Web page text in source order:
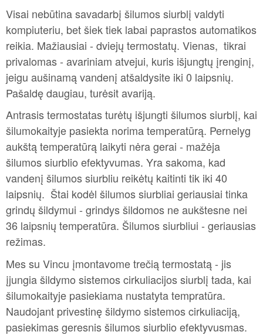
Visai nebūtina savadarbį šilumos siurblį valdyti
kompiuteriu, bet šiek tiek labai paprastos automatikos
reikia. Mažiausiai - dviejų termostatų. Vienas, tikrai
privalomas - avariniam atvejui, kuris išjungtų įrenginį,
jeigu aušinamą vandenį atšaldysite iki 0 laipsnių.
Pašaldę daugiau, turėsit avariją.
Antrasis termostatas turėtų išjungti šilumos siurblį, kai
šilumokaityje pasiekta norima temperatūrą. Pernelyg
aukštą temperatūrą laikyti nėra gerai - mažėja
šilumos siurblio efektyvumas. Yra sakoma, kad
vandenį šilumos siurbliu reikėtų kaitinti tik iki 40
laipsnių. Štai kodėl šilumos siurbliai geriausiai tinka
grindų šildymui - grindys šildomos ne aukštesne nei
36 laipsnių temperatūra. Šilumos siurbliui - geriausias
režimas.
Mes su Vincu įmontavome trečią termostatą - jis
įjungia šildymo sistemos cirkuliacijos siurblį tada, kai
šilumokaityje pasiekiama nustatyta tempratūra.
Naudojant privestinę šildymo sistemos cirkuliaciją,
pasiekimas geresnis šilumos siurblio efektyvusmas.